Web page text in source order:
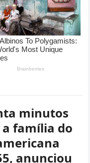
minutos
família do
anunciou